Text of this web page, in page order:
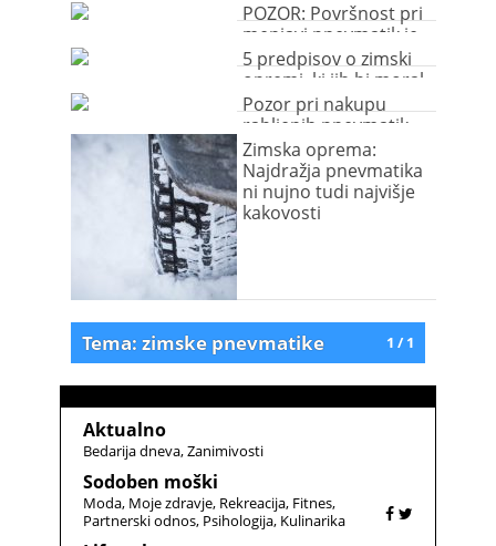
POZOR: Površnost pri
menjavi pnevmatik je
lahko usodna
5 predpisov o zimski
opremi, ki jih bi moral
poznati vsak voznik
Pozor pri nakupu
rabljenih pnevmatik
preko spleta! (video)
Zimska oprema:
Najdražja pnevmatika
ni nujno tudi najvišje
kakovosti
1 / 1
Tema: zimske pnevmatike
Aktualno
Bedarija dneva Zanimivosti
Sodoben moški
Moda Moje zdravje Rekreacija Fitnes
Partnerski odnos Psihologija Kulinarika